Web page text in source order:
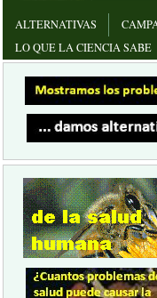
ALTERNATIVAS
LO QUE LA CIENCIA SABE